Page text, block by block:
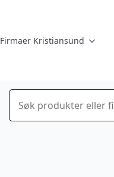
Firmaer Kristiansund
Søk